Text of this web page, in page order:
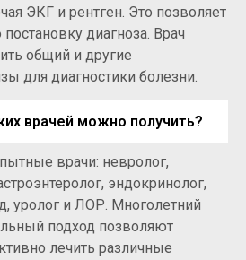
ЭКГ и рентген. Это позволяет
диагноза. Врач
общий и другие
для диагностики болезни.
врачей можно получить?
врачи: невролог,
эндокринолог,
уролог и ЛОР. Многолетний
подход позволяют
лечить различные